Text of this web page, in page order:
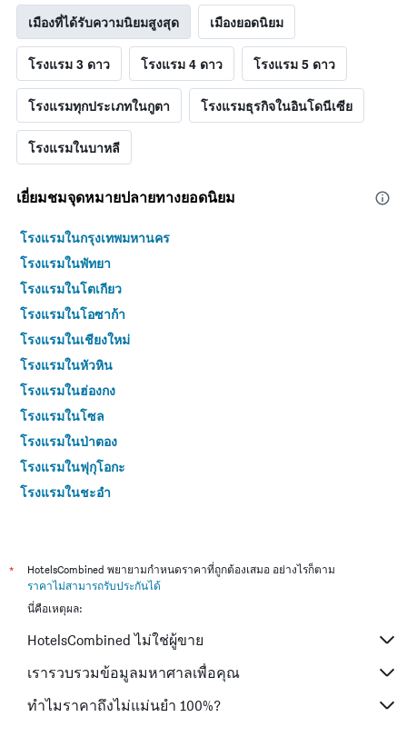
เมืองที่ได้รับความนิยมสูงสุด เมืองยอดนิยม
โรงแรม 3 ดาว โรงแรม 4 ดาว โรงแรม 5 ดาว
โรงแรมทุกประเภทในกูตา โรงแรมธุรกิจในอินโดนีเซีย
โรงแรมในบาหลี
เยี่ยมชมจุดหมายปลายทางยอดนิยม
โรงแรมในกรุงเทพมหานคร
โรงแรมในพัทยา
โรงแรมในโตเกียว
โรงแรมในโอซาก้า
โรงแรมในเชียงใหม่
โรงแรมในหัวหิน
โรงแรมในฮ่องกง
โรงแรมในโซล
โรงแรมในป่าตอง
โรงแรมในฟุกุโอกะ
โรงแรมในชะอำ
โรงแรมในเกาะสมุย
โรงแรมในเซี่ยงไฮ้
โรงแรมในเกาะช้าง (ตราด)
โรงแรมในไทเป
โรงแรมในหาดใหญ่
โรงแรมในชลบุรี
*
HotelsCombined พยายามกำหนดราคาที่ถูกต้องเสมอ อย่างไรก็ตาม
ราคาไม่สามารถรับประกันได้
นี่คือเหตุผล:
HotelsCombined ไม่ใช่ผู้ขาย
เรารวบรวมข้อมูลมหาศาลเพื่อคุณ
ทำไมราคาถึงไม่แม่นยำ 100%?